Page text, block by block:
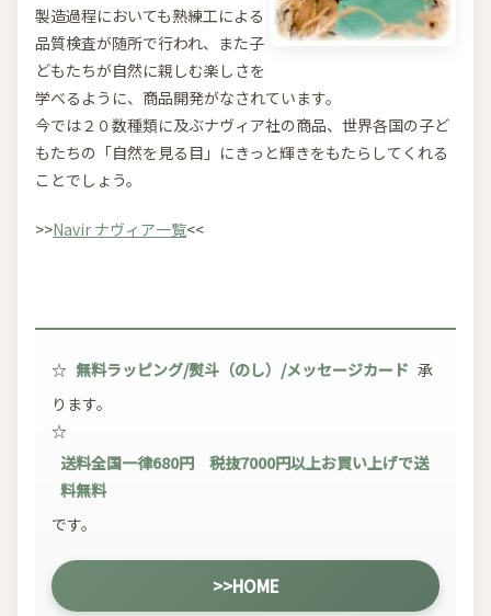
製造過程においても熟練工による
品質検査が随所で行われ、また子
どもたちが自然に親しむ楽しさを
学べるように、商品開発がなされています。
今では２０数種類に及ぶナヴィア社の商品、世界各国の子ど
もたちの「自然を見る目」にきっと輝きをもたらしてくれる
ことでしょう。
>>Navir ナヴィア一覧<<
☆ 無料ラッピング/熨斗（のし）/メッセージカード 承
ります。
☆
送料全国一律680円 税抜7000円以上お買い上げで送
料無料
です。
>>HOME